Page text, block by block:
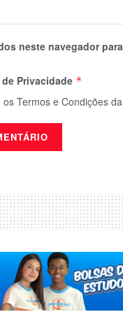
neste navegador
Privacidade *
Termos e Condições da